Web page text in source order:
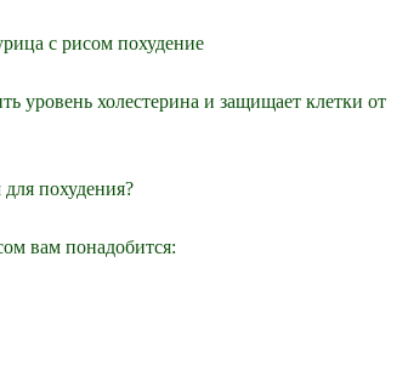
с рисом похудение
уровень холестерина и защищает клетки от
похудения?
вам понадобится: